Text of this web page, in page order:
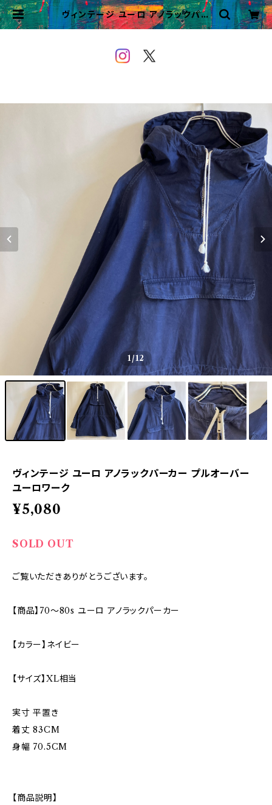
ヴィンテージ ユーロ アノラックパー
カー プルオーバー ユーロワーク | V
1/12
ヴィンテージ ユーロ アノラックパーカー プルオーバー
ユーロワーク
¥5,080
SOLD OUT
ご覧いただきありがとうございます。
【商品】70〜80s ユーロ アノラックパーカー
【カラー】ネイビー
【サイズ】XL相当
実寸 平置き
着丈 83CM
身幅 70.5CM
【商品説明】